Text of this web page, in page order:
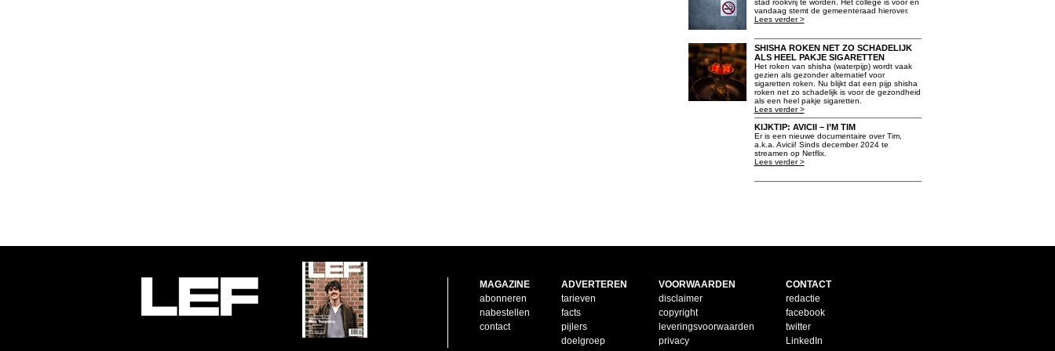
stad rookvrij te worden. Het college is voor en
vandaag stemt de gemeenteraad hierover.
Lees verder >
SHISHA ROKEN NET ZO SCHADELIJK
ALS HEEL PAKJE SIGARETTEN
Het roken van shisha (waterpijp) wordt vaak
gezien als gezonder alternatief voor
sigaretten roken. Nu blijkt dat een pijp shisha
roken net zo schadelijk is voor de gezondheid
als een heel pakje sigaretten.
Lees verder >
KIJKTIP: AVICII – I’M TIM
Er is een nieuwe documentaire over Tim,
a.k.a. Avicii! Sinds december 2024 te
streamen op Netflix.
Lees verder >
MAGAZINE
abonneren
nabestellen
contact
ADVERTEREN
tarieven
facts
pijlers
doelgroep
VOORWAARDEN
disclaimer
copyright
leveringsvoorwaarden
privacy
CONTACT
redactie
facebook
twitter
LinkedIn